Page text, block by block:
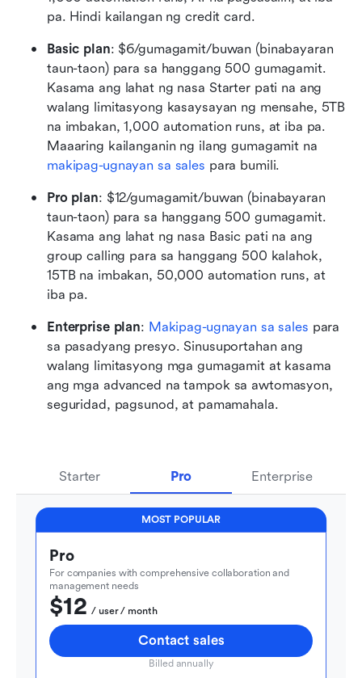
pa. Hindi kailangan ng credit card.
Basic plan: $6/gumagamit/buwan (binabayaran
taun-taon) para sa hanggang 500 gumagamit.
Kasama ang lahat ng nasa Starter pati na ang
walang limitasyong kasaysayan ng mensahe, 5TB
na imbakan, 1,000 automation runs, at iba pa.
makipag-ugnayan sa sales para bumili.
Pro plan: $12/gumagamit/buwan (binabayaran
taun-taon) para sa hanggang 500 gumagamit.
Kasama ang lahat ng nasa Basic pati na ang
group calling para sa hanggang 500 kalahok,
15TB na imbakan, 50,000 automation runs, at
iba pa.
Enterprise plan: Makipag-ugnayan sa sales para
sa pasadyang presyo. Sinusuportahan ang
walang limitasyong mga gumagamit at kasama
ang mga advanced na tampok sa awtomasyon,
seguridad, pagsunod, at pamamahala.
Starter Pro Enterprise
MOST POPULAR
Pro
For companies with comprehensive collaboration and
management needs
$12
  / user / month
Contact sales
Billed annually